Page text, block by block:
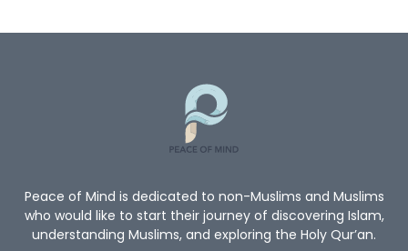
Peace of Mind is dedicated to non-Muslims and Muslims
who would like to start their journey of discovering Islam,
understanding Muslims, and exploring the Holy Qur’an.